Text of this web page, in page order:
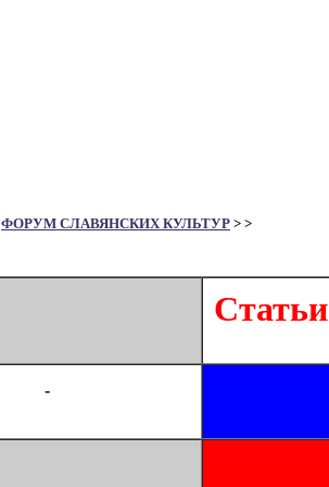
ФОРУМ СЛАВЯНСКИХ КУЛЬТУР > >
Статьи
-